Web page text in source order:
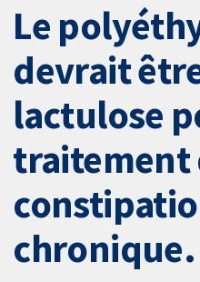
Le
devrait
lactulose
traitement
chronique.